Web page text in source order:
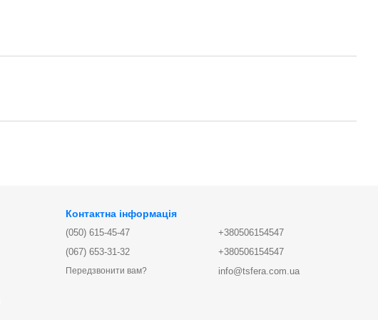
Контактна інформація
(050) 615-45-47
(067) 653-31-32
Передзвонити вам?
+380506154547
+380506154547
info@tsfera.com.ua